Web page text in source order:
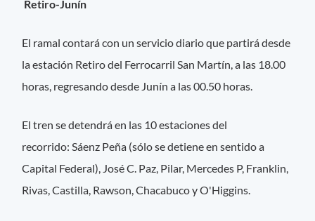
Retiro-Junín
El ramal contará con un servicio diario que partirá desde
la estación Retiro del Ferrocarril San Martín, a las 18.00
horas, regresando desde Junín a las 00.50 horas.
El tren se detendrá en las 10 estaciones del
recorrido: Sáenz Peña (sólo se detiene en sentido a
Capital Federal), José C. Paz, Pilar, Mercedes P, Franklin,
Rivas, Castilla, Rawson, Chacabuco y O'Higgins.